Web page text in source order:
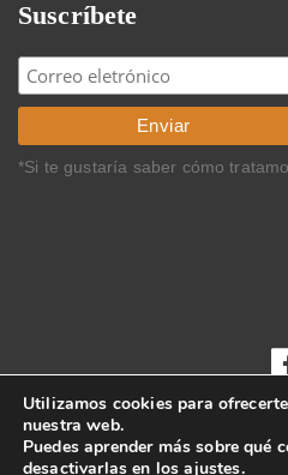
Suscríbete
*Si te gustaría saber cómo
Utilizamos cookies para
nuestra web.
Puedes aprender más sobre qué
desactivarlas en losajustes.